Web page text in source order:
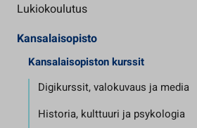
Lukiokoulutus
Kansalaisopisto
Kansalaisopiston kurssit
Digikurssit, valokuvaus ja media
Historia, kulttuuri ja psykologia